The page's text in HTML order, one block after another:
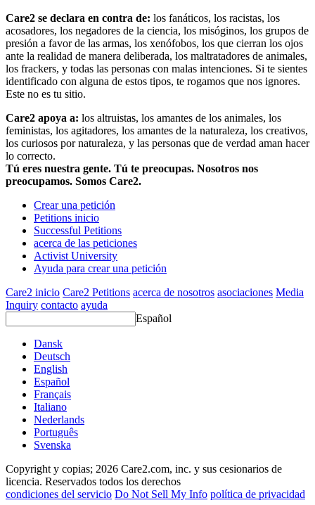
Care2 se declara en contra de: los fanáticos, los racistas, los
acosadores, los negadores de la ciencia, los misóginos, los grupos de
presión a favor de las armas, los xenófobos, los que cierran los ojos
ante la realidad de manera deliberada, los maltratadores de animales,
los frackers, y todas las personas con malas intenciones. Si te sientes
identificado con alguna de estos tipos, te rogamos que nos ignores.
Este no es tu sitio.
Care2 apoya a: los altruistas, los amantes de los animales, los
feministas, los agitadores, los amantes de la naturaleza, los creativos,
los curiosos por naturaleza, y las personas que de verdad aman hacer
lo correcto.
Tú eres nuestra gente. Tú te preocupas. Nosotros nos
preocupamos. Somos Care2.
Crear una petición
Petitions inicio
Successful Petitions
acerca de las peticiones
Activist University
Ayuda para crear una petición
Care2 inicio Care2 Petitions acerca de nosotros asociaciones Media
Inquiry contacto ayuda
Español
Dansk
Deutsch
English
Español
Français
Italiano
Nederlands
Português
Svenska
Copyright y copias; 2026 Care2.com, inc. y sus cesionarios de
licencia. Reservados todos los derechos
condiciones del servicio Do Not Sell My Info política de privacidad